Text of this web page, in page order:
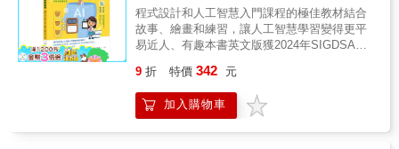
物 #水中生物【學習領域分類】◎適讀年齡：
小學中年級以上，建議10歲以下親子共讀或教
師導讀◎教育議題：戶外教育◎學習領域：自
然科學
程式設計和人工智慧入門課程的極佳教材結合
故事、繪畫和練習，讓人工智慧學習變得更平
易近人、有趣本書英文版獲2024年SIGDSA國
力推薦楊光磊臺灣大學領導學程兼任教授／前
台積電研發處處長陳縕儂 臺灣大學資訊工程學
系教授施百俊國立屏東大學學術副校長國立屏
9 折 特價 342 元
加入購物車